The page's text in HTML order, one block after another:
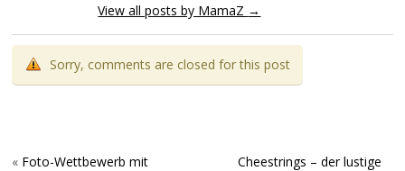
View all posts by MamaZ →
Sorry, comments are closed for this post
« Foto-Wettbewerb mit
Cheestrings – der lustige